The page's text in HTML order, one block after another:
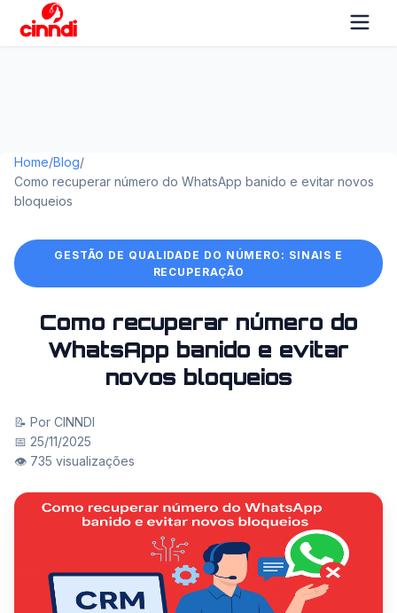
Home/Blog/
Como recuperar número do WhatsApp banido e evitar novos
bloqueios
GESTÃO DE QUALIDADE DO NÚMERO: SINAIS E
RECUPERAÇÃO
Como recuperar número do
WhatsApp banido e evitar
novos bloqueios
📝 Por CINNDI
📅 25/11/2025
👁️ 735 visualizações